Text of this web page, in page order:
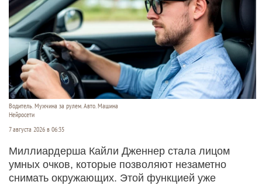
Водитель. Мужчина за рулем. Авто. Машина
Нейросети
7 августа 2026 в 06:35
Миллиардерша Кайли Дженнер стала лицом
умных очков, которые позволяют незаметно
снимать окружающих. Этой функцией уже